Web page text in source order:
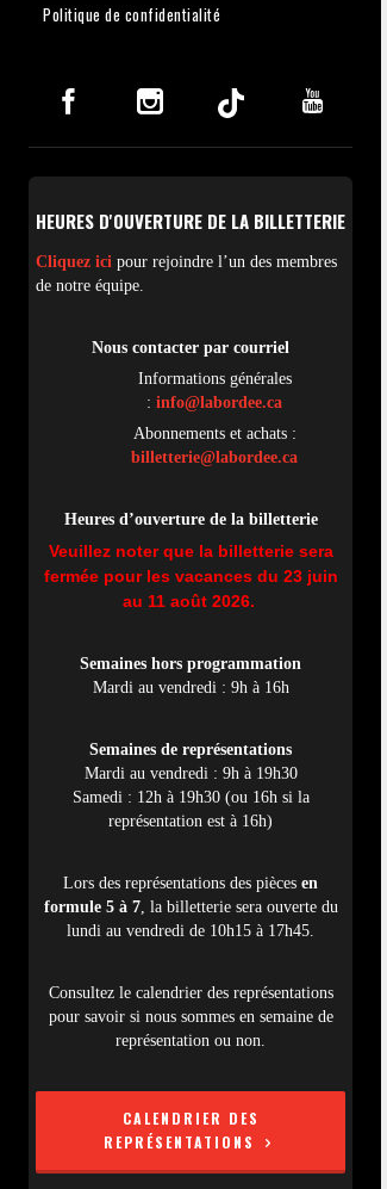
Politique de confidentialité
HEURES D'OUVERTURE DE LA BILLETTERIE
Cliquez ici pour rejoindre l’un des membres
de notre équipe.
Nous contacter par courriel
Informations générales
: info@labordee.ca
Abonnements et achats :
billetterie@labordee.ca
Heures d’ouverture de la billetterie
Veuillez noter que la billetterie sera
fermée pour les vacances du 23 juin
au 11 août 2026.
Semaines hors programmation
Mardi au vendredi : 9h à 16h
Semaines de représentations
Mardi au vendredi : 9h à 19h30
Samedi : 12h à 19h30 (ou 16h si la
représentation est à 16h)
Lors des représentations des pièces en
formule 5 à 7, la billetterie sera ouverte du
lundi au vendredi de 10h15 à 17h45.
Consultez le calendrier des représentations
pour savoir si nous sommes en semaine de
représentation ou non.
CALENDRIER DES
REPRÉSENTATIONS